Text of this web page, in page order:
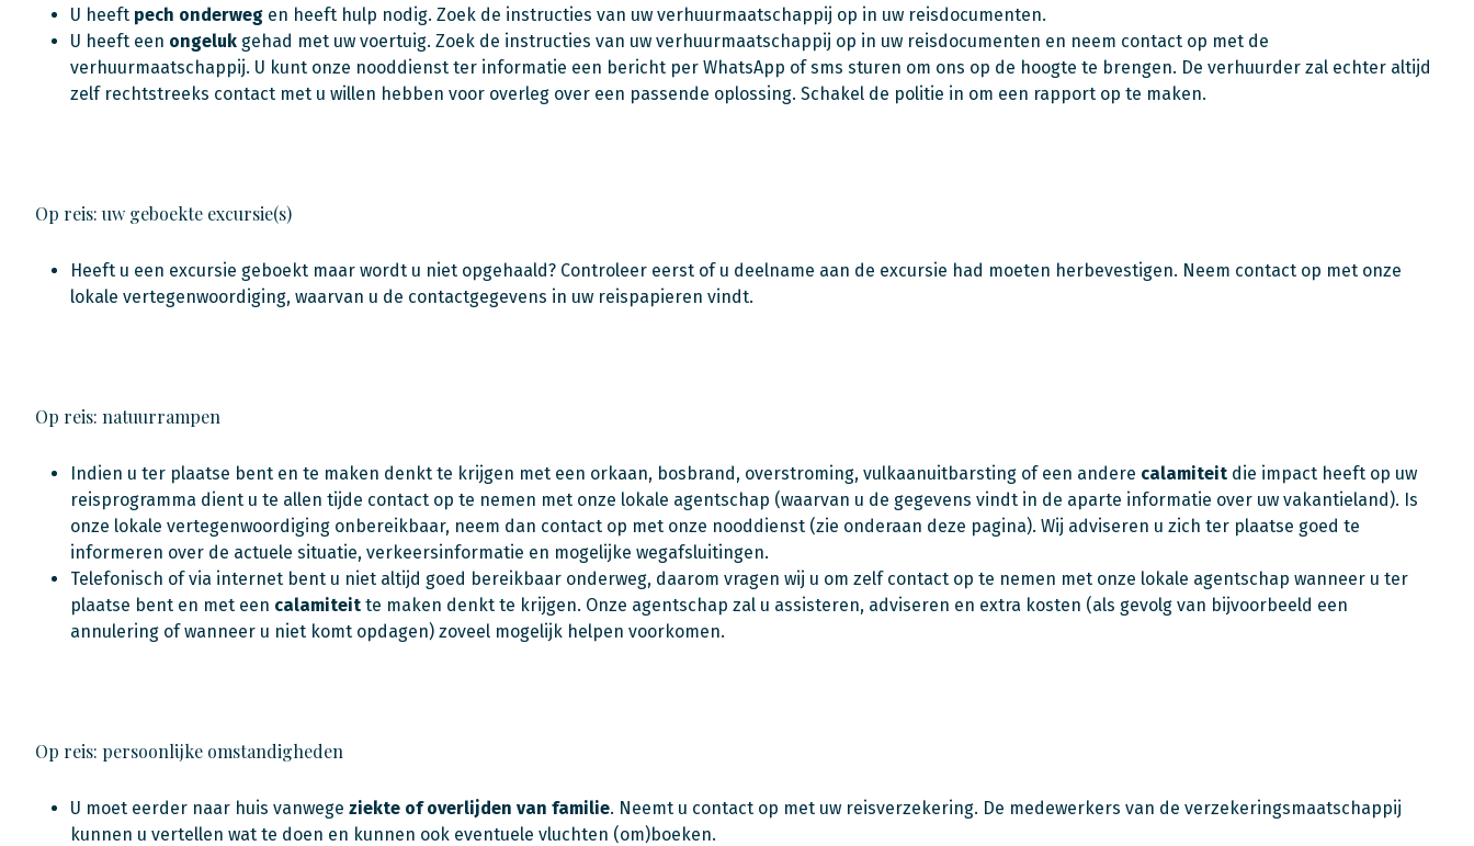
U heeft pech onderweg en heeft hulp nodig. Zoek de instructies van uw verhuurmaatschappij op in uw reisdocumenten.
U heeft een ongeluk gehad met uw voertuig. Zoek de instructies van uw verhuurmaatschappij op in uw reisdocumenten en neem contact op met de
verhuurmaatschappij. U kunt onze nooddienst ter informatie een bericht per WhatsApp of sms sturen om ons op de hoogte te brengen. De verhuurder zal echter altijd
zelf rechtstreeks contact met u willen hebben voor overleg over een passende oplossing. Schakel de politie in om een rapport op te maken.
Op reis: uw geboekte excursie(s)
Heeft u een excursie geboekt maar wordt u niet opgehaald? Controleer eerst of u deelname aan de excursie had moeten herbevestigen. Neem contact op met onze
lokale vertegenwoordiging, waarvan u de contactgegevens in uw reispapieren vindt.
Op reis: natuurrampen
Indien u ter plaatse bent en te maken denkt te krijgen met een orkaan, bosbrand, overstroming, vulkaanuitbarsting of een andere calamiteit die impact heeft op uw
reisprogramma dient u te allen tijde contact op te nemen met onze lokale agentschap (waarvan u de gegevens vindt in de aparte informatie over uw vakantieland). Is
onze lokale vertegenwoordiging onbereikbaar, neem dan contact op met onze nooddienst (zie onderaan deze pagina). Wij adviseren u zich ter plaatse goed te
informeren over de actuele situatie, verkeersinformatie en mogelijke wegafsluitingen.
Telefonisch of via internet bent u niet altijd goed bereikbaar onderweg, daarom vragen wij u om zelf contact op te nemen met onze lokale agentschap wanneer u ter
plaatse bent en met een calamiteit te maken denkt te krijgen. Onze agentschap zal u assisteren, adviseren en extra kosten (als gevolg van bijvoorbeeld een
annulering of wanneer u niet komt opdagen) zoveel mogelijk helpen voorkomen.
Op reis: persoonlijke omstandigheden
U moet eerder naar huis vanwege ziekte of overlijden van familie. Neemt u contact op met uw reisverzekering. De medewerkers van de verzekeringsmaatschappij
kunnen u vertellen wat te doen en kunnen ook eventuele vluchten (om)boeken.